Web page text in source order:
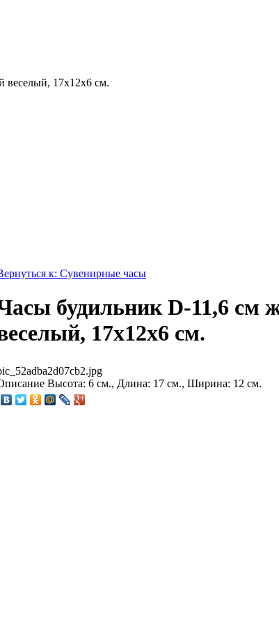
веселый, 17x12x6 см.
к: Сувенирные часы
будильник D-11,6 см
17x12x6 см.
Высота: 6 см., Длина: 17 см., Ширина: 12 см.